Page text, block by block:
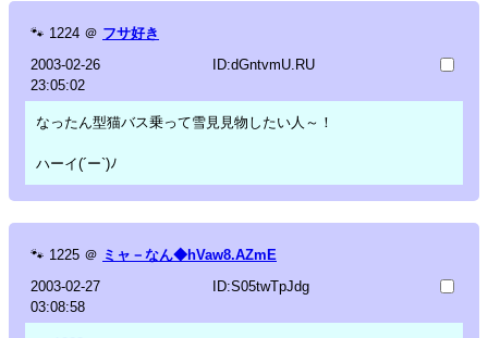
🐾 1224 ＠ フサ好き
2003-02-26
23:05:02
ID:dGntvmU.RU
なったん型猫バス乗って雪見見物したい人～！
ハーイ(´ー`)ﾉ
🐾 1225 ＠ ミャ－なん◆hVaw8.AZmE
2003-02-27
03:08:58
ID:S05twTpJdg